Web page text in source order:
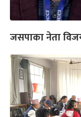
जसपाका नेता